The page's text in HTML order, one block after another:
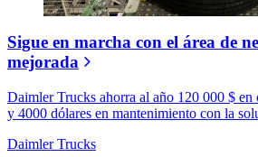
Sigue en marcha con el área de
mejorada
Daimler Trucks ahorra al año 120 000 $ en
y 4000 dólares en mantenimiento con la
Daimler Trucks